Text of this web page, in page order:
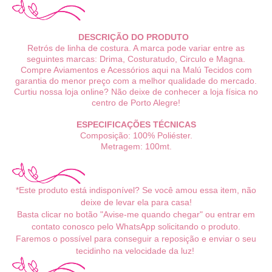
DESCRIÇÃO DO PRODUTO
Retrós de linha de costura. A marca pode variar entre as
seguintes marcas: Drima, Costuratudo, Circulo e Magna.
Compre Aviamentos e Acessórios aqui na Malú Tecidos com
garantia do menor preço com a melhor qualidade do mercado.
Curtiu nossa loja online? Não deixe de conhecer a loja física no
centro de Porto Alegre!
ESPECIFICAÇÕES TÉCNICAS
Composição: 100% Poliéster.
Metragem: 100mt.
*Este produto está indisponível? Se você amou essa item, não
deixe de levar ela para casa!
Basta clicar no botão "Avise-me quando chegar" ou entrar em
contato conosco pelo WhatsApp solicitando o produto.
Faremos o possível para conseguir a reposição e enviar o seu
tecidinho na velocidade da luz!